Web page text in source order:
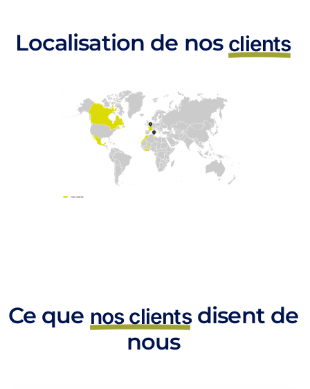
Localisation de nos clients
Ce que nos clientsdisent de
nous